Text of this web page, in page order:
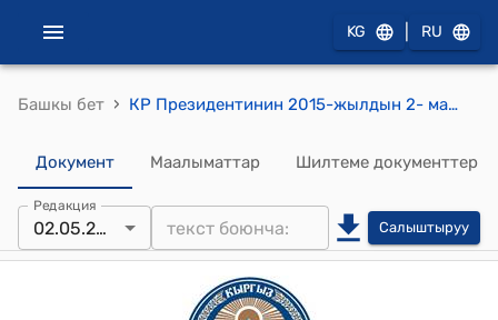
KG RU
Башкы бет › КР Президентинин 2015-жылдын 2- майындагы ПЖ № 74 "К.А. Турдубаев жөнүндө" Жарлыгы
Документ Маалыматтар Шилтеме документтер
Редакция
02.05.2015 Салыштыруу